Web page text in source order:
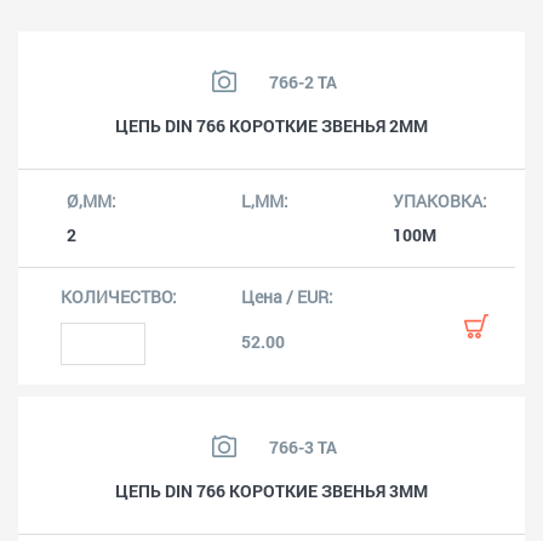
766-2 TA
ЦЕПЬ DIN 766 КОРОТКИЕ ЗВЕНЬЯ 2ММ
2 100M
52.00
766-3 TA
ЦЕПЬ DIN 766 КОРОТКИЕ ЗВЕНЬЯ 3ММ